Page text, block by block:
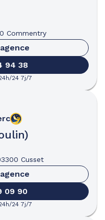
Commentry
94 38
24 7j/7
Cusset
09 90
24 7j/7